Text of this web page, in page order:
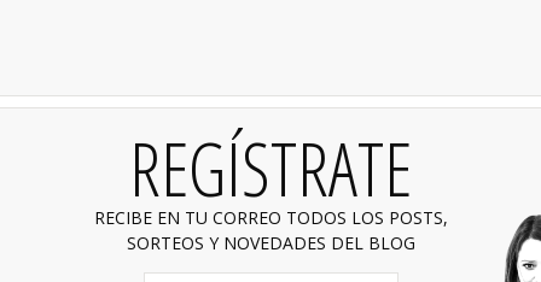
REGÍSTRATE
RECIBE EN TU CORREO TODOS LOS POSTS,
SORTEOS Y NOVEDADES DEL BLOG